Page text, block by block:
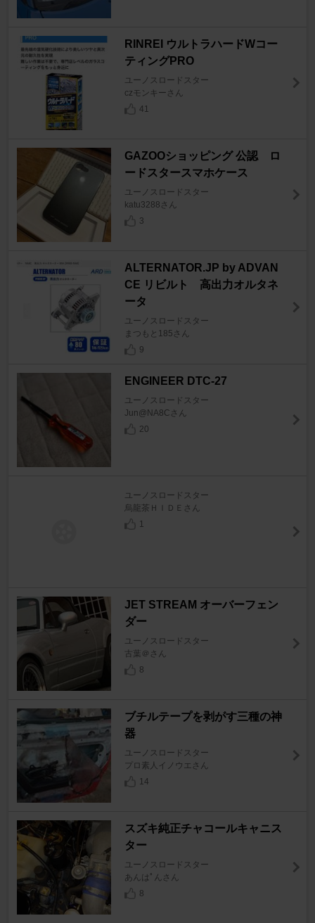
RINREI ウルトラハードWコー
ティングPRO
ユーノスロードスター
czモンキーさん
41
GAZOOショッピング 公認 ロ
ードスタースマホケース
ユーノスロードスター
katu3288さん
3
ALTERNATOR.JP by ADVAN
CE リビルト 高出力オルタネ
ータ
ユーノスロードスター
まつもと185さん
9
ENGINEER DTC-27
ユーノスロードスター
Jun@NA8Cさん
20
ユーノスロードスター
烏龍茶ＨＩＤＥさん
1
JET STREAM オーバーフェン
ダー
ユーノスロードスター
古葉＠さん
8
ブチルテープを剥がす三種の神
器
ユーノスロードスター
プロ素人イノウエさん
14
スズキ純正チャコールキャニス
ター
ユーノスロードスター
あんはﾟんさん
8